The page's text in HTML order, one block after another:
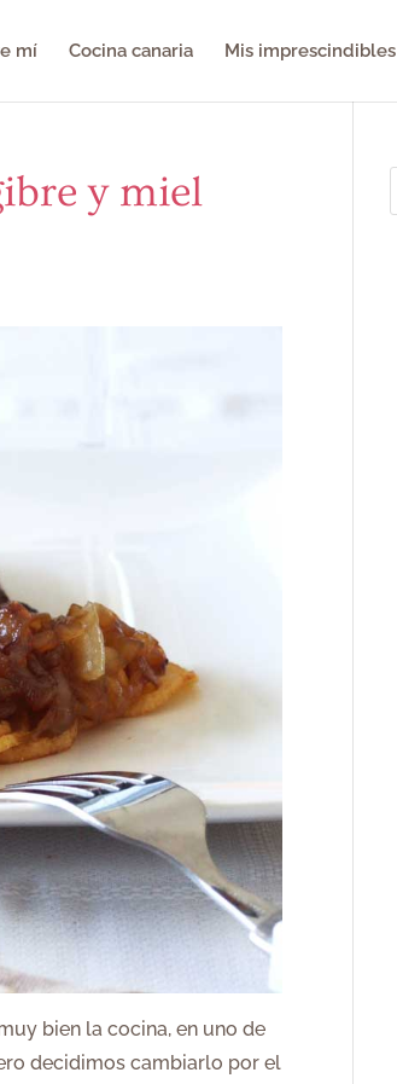
mí Cocina canaria Mis imprescindibles
y miel
bien la cocina, en uno de
decidimos cambiarlo por el